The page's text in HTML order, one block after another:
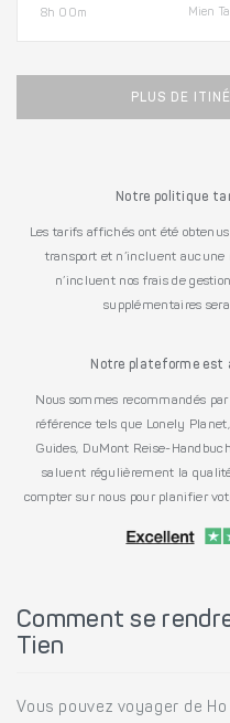
8h 00m Mien
PLUS DE
Notre politique
Les tarifs affichés ont été
transport et n’incluent aucune
n’incluent nos frais de
supplémentaires
Notre plateforme est
Nous sommes recommandés
référence tels que Lonely
Guides, DuMont Reise-
saluent régulièrement la
compter sur nous pour planifier
Comment se
Tien
Vous pouvez voyager de